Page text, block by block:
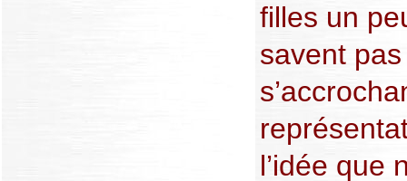
filles un
savent
l’idée que